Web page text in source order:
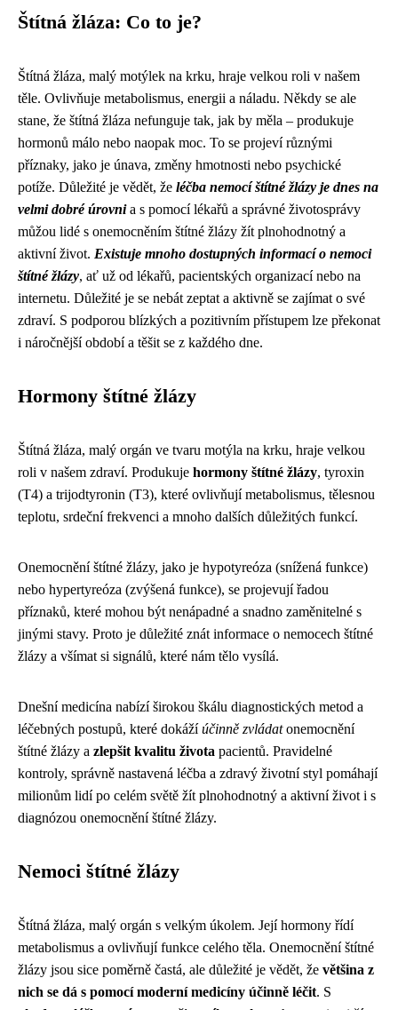
Štítná žláza: Co to je?
Štítná žláza, malý motýlek na krku, hraje velkou roli v našem
těle. Ovlivňuje metabolismus, energii a náladu. Někdy se ale
stane, že štítná žláza nefunguje tak, jak by měla – produkuje
hormonů málo nebo naopak moc. To se projeví různými
příznaky, jako je únava, změny hmotnosti nebo psychické
potíže. Důležité je vědět, že léčba nemocí štítné žlázy je dnes na
velmi dobré úrovnia s pomocí lékařů a správné životosprávy
můžou lidé s onemocněním štítné žlázy žít plnohodnotný a
aktivní život. Existuje mnoho dostupných informací o nemoci
štítné žlázy, ať už od lékařů, pacientských organizací nebo na
internetu. Důležité je se nebát zeptat a aktivně se zajímat o své
zdraví. S podporou blízkých a pozitivním přístupem lze překonat
i náročnější období a těšit se z každého dne.
Hormony štítné žlázy
Štítná žláza, malý orgán ve tvaru motýla na krku, hraje velkou
roli v našem zdraví. Produkuje hormony štítné žlázy, tyroxin
(T4) a trijodtyronin (T3), které ovlivňují metabolismus, tělesnou
teplotu, srdeční frekvenci a mnoho dalších důležitých funkcí.
Onemocnění štítné žlázy, jako je hypotyreóza (snížená funkce)
nebo hypertyreóza (zvýšená funkce), se projevují řadou
příznaků, které mohou být nenápadné a snadno zaměnitelné s
jinými stavy. Proto je důležité znát informace o nemocech štítné
žlázy a všímat si signálů, které nám tělo vysílá.
Dnešní medicína nabízí širokou škálu diagnostických metod a
léčebných postupů, které dokážíúčinně zvládatonemocnění
štítné žlázy a zlepšit kvalitu života pacientů. Pravidelné
kontroly, správně nastavená léčba a zdravý životní styl pomáhají
milionům lidí po celém světě žít plnohodnotný a aktivní život i s
diagnózou onemocnění štítné žlázy.
Nemoci štítné žlázy
Štítná žláza, malý orgán s velkým úkolem. Její hormony řídí
metabolismus a ovlivňují funkce celého těla. Onemocnění štítné
žlázy jsou sice poměrně častá, ale důležité je vědět, že většina z
nich se dá s pomocí moderní medicíny účinně léčit. S